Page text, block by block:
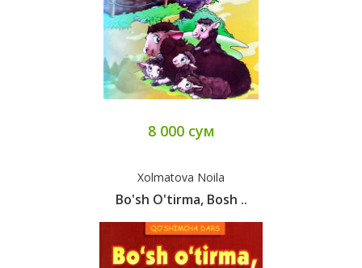
8 000 сум
Xolmatova Noila
Bo'sh O'tirma, Bosh ..